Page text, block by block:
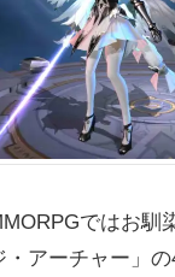
ではお馴
・アーチャー」